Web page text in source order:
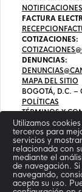
Utilizamos
terceros para
servicios y
relacionada con
mediante el
de navegación.
navegando,
acepta su uso.
FACTURA
COTIZACIONES:
DENUNCIAS:
MAPA DEL SITIO
BOGOTÁ, D.C. –
POLÍTICAS
TÉRMINOS Y